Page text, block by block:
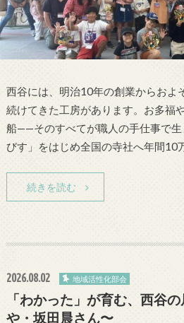
西谷には、明治10年の創業からおよ
続けてきた工房があります。お多福
船——そのすべてが職人の手仕事で生
びす」をはじめ全国の寺社へ年間10
続きを読む
2026.08.02 地域活性化部会
「わかった」が育む、西谷
や・坂田晨さん〜